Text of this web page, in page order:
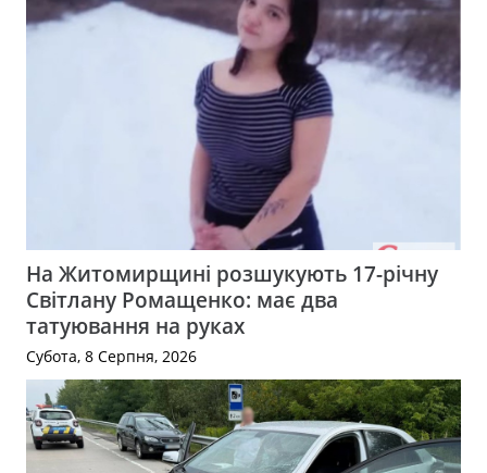
На Житомирщині розшукують 17-річну
Світлану Ромащенко: має два
татуювання на руках
Субота, 8 Серпня, 2026